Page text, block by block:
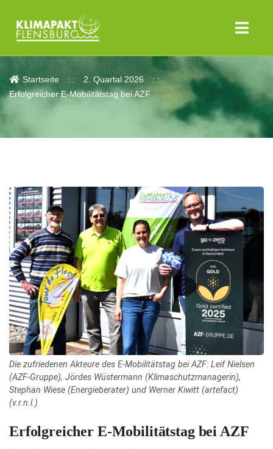
Aktuelles
Startseite
2. Quartal 2026
Erfolgreicher E-Mobilitätstag bei AZF
Die zufriedenen Akteure des E-Mobilitätstag bei AZF: Leif Nielsen
(AZF-Gruppe), Jördes Wüstermann (Klimaschutzmanagerin),
Stephan Wiese (Energieberater) und Werner Kiwitt (artefact)
(v.r.n.l.)
Erfolgreicher E-Mobilitätstag bei AZF